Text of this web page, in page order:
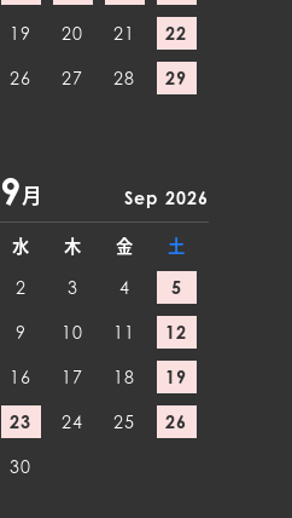
19 20 21 22
26 27 28 29
9月 Sep 2026
水 木 金
土
2 3 4 5
9 10 11 12
16 17 18 19
23 24 25 26
30